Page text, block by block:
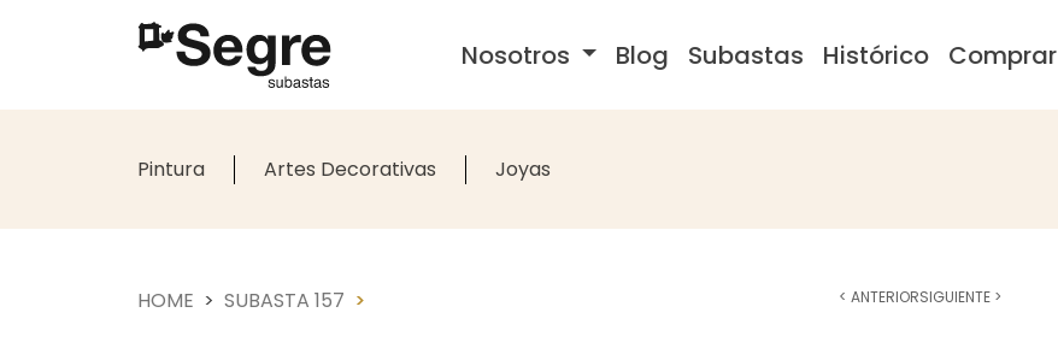
Nosotros Blog Subastas Histórico Comprar
Pintura Artes Decorativas Joyas
HOME SUBASTA 157 < ANTERIORSIGUIENTE >